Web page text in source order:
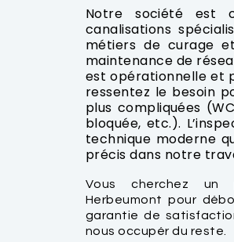
Notre société est
canalisations
métiers de curage
maintenance de
est opérationnelle et
ressentez le besoin
plus compliquées
bloquée, etc.).
technique moderne
précis dans notre
Vous cherchez un
Herbeumont pour
garantie de
nous occupér du reste.